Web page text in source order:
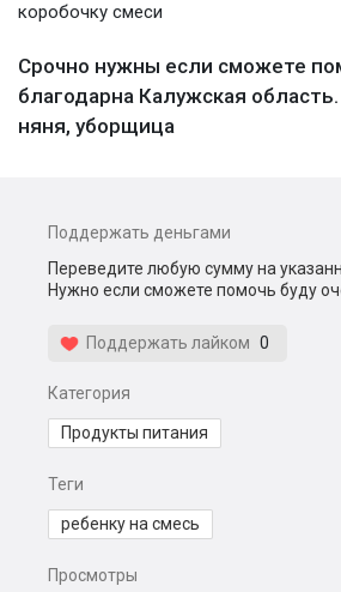
коробочку смеси
Срочно нужны если сможете
благодарна Калужская
няня, уборщица
Поддержать деньгами
Переведите любую сумму на
Нужно если сможете помочь буду
Поддержать лайком 0
Категория
Продукты питания
Теги
ребенку на смесь
Просмотры